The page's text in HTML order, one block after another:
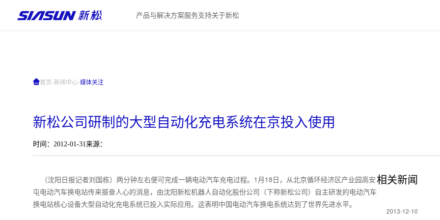
产品与解决方案服务支持关于新松
首页-新闻中心-媒体关注
新松公司研制的大型自动化充电系统在京投入使用
时间：2012-01-31来源：
（沈阳日报记者刘国栋）两分钟左右便可完成一辆电动汽车充电过程。1月18日，从北京循环经济区产业园高安
屯电动汽车换电站传来振奋人心的消息，由沈阳新松机器人自动化股份公司（下称新松公司）自主研发的电动汽车
换电站核心设备大型自动化充电系统已投入实际应用。这表明中国电动汽车换电系统达到了世界先进水平。
相关新闻
2013-12-10